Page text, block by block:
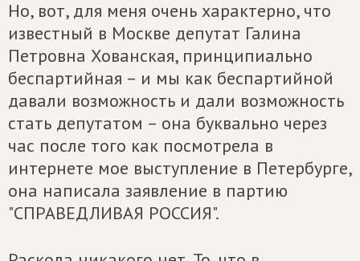
Но, вот, для меня очень характерно, что
известный в Москве депутат Галина
Петровна Хованская, принципиально
беспартийная – и мы как беспартийной
давали возможность и дали возможность
стать депутатом – она буквально через
час после того как посмотрела в
интернете мое выступление в Петербурге,
она написала заявление в партию
"СПРАВЕДЛИВАЯ РОССИЯ".